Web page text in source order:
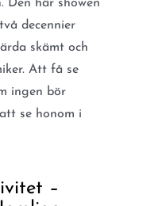
Den här showen
decennier
skämt och
Att få se
ingen bör
se honom i
–